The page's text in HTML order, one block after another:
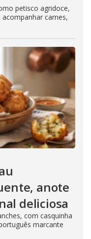
petisco agridoce,
carnes,
anote
deliciosa
com casquinha
marcante